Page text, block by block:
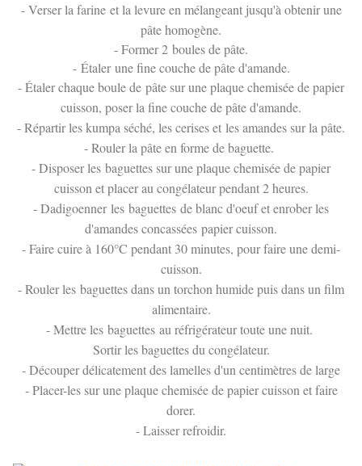
- Verser la farine et la levure en mélangeant jusqu'à obtenir une
pâte homogène.
- Former 2 boules de pâte.
- Étalerune fine couche de pâte d'amande.
- Étaler chaque boule de pâte sur une plaque chemisée de papier
cuisson, poser la fine couche de pâte d'amande.
- Répartir les kumpa séché, les cerises et les amandes sur la pâte.
- Rouler la pâte en forme de baguette.
- Disposer les baguettes sur une plaque chemisée de papier
cuisson et placer au congélateur pendant 2 heures.
- Dadigoenner les baguettes de blanc d'oeuf et enrober les
d'amandes concassées papier cuisson.
- Faire cuire à 160°C pendant 30 minutes, pour faire une demi-
cuisson.
- Rouler les baguettes dans un torchon humide puis dans un film
alimentaire.
- Mettre les baguettes au réfrigérateur toute une nuit.
Sortir les baguettes du congélateur.
- Découper délicatement des lamelles d'un centimètres de large
- Placer-les sur une plaque chemisée de papier cuisson et faire
dorer.
- Laisser refroidir.